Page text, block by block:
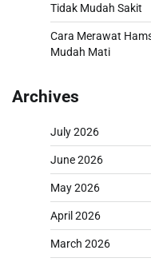
Tidak Mudah Sakit
Cara Merawat
Mudah Mati
Archives
July 2026
June 2026
May 2026
April 2026
March 2026